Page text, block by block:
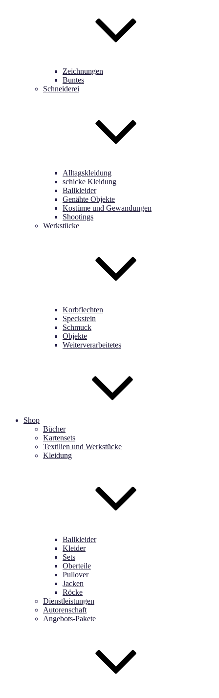
Zeichnungen
Buntes
Schneiderei
Alltagskleidung
schicke Kleidung
Ballkleider
Genähte Objekte
Kostüme und Gewandungen
Shootings
Werkstücke
Korbflechten
Speckstein
Schmuck
Objekte
Weiterverarbeitetes
Shop
Bücher
Kartensets
Textilien und Werkstücke
Kleidung
Ballkleider
Kleider
Sets
Oberteile
Pullover
Jacken
Röcke
Dienstleistungen
Autorenschaft
Angebots-Pakete